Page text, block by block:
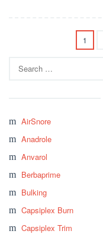
1
for:
AirSnore
Anadrole
Anvarol
Berbaprime
Bulking
Capsiplex Burn
Capsiplex Trim